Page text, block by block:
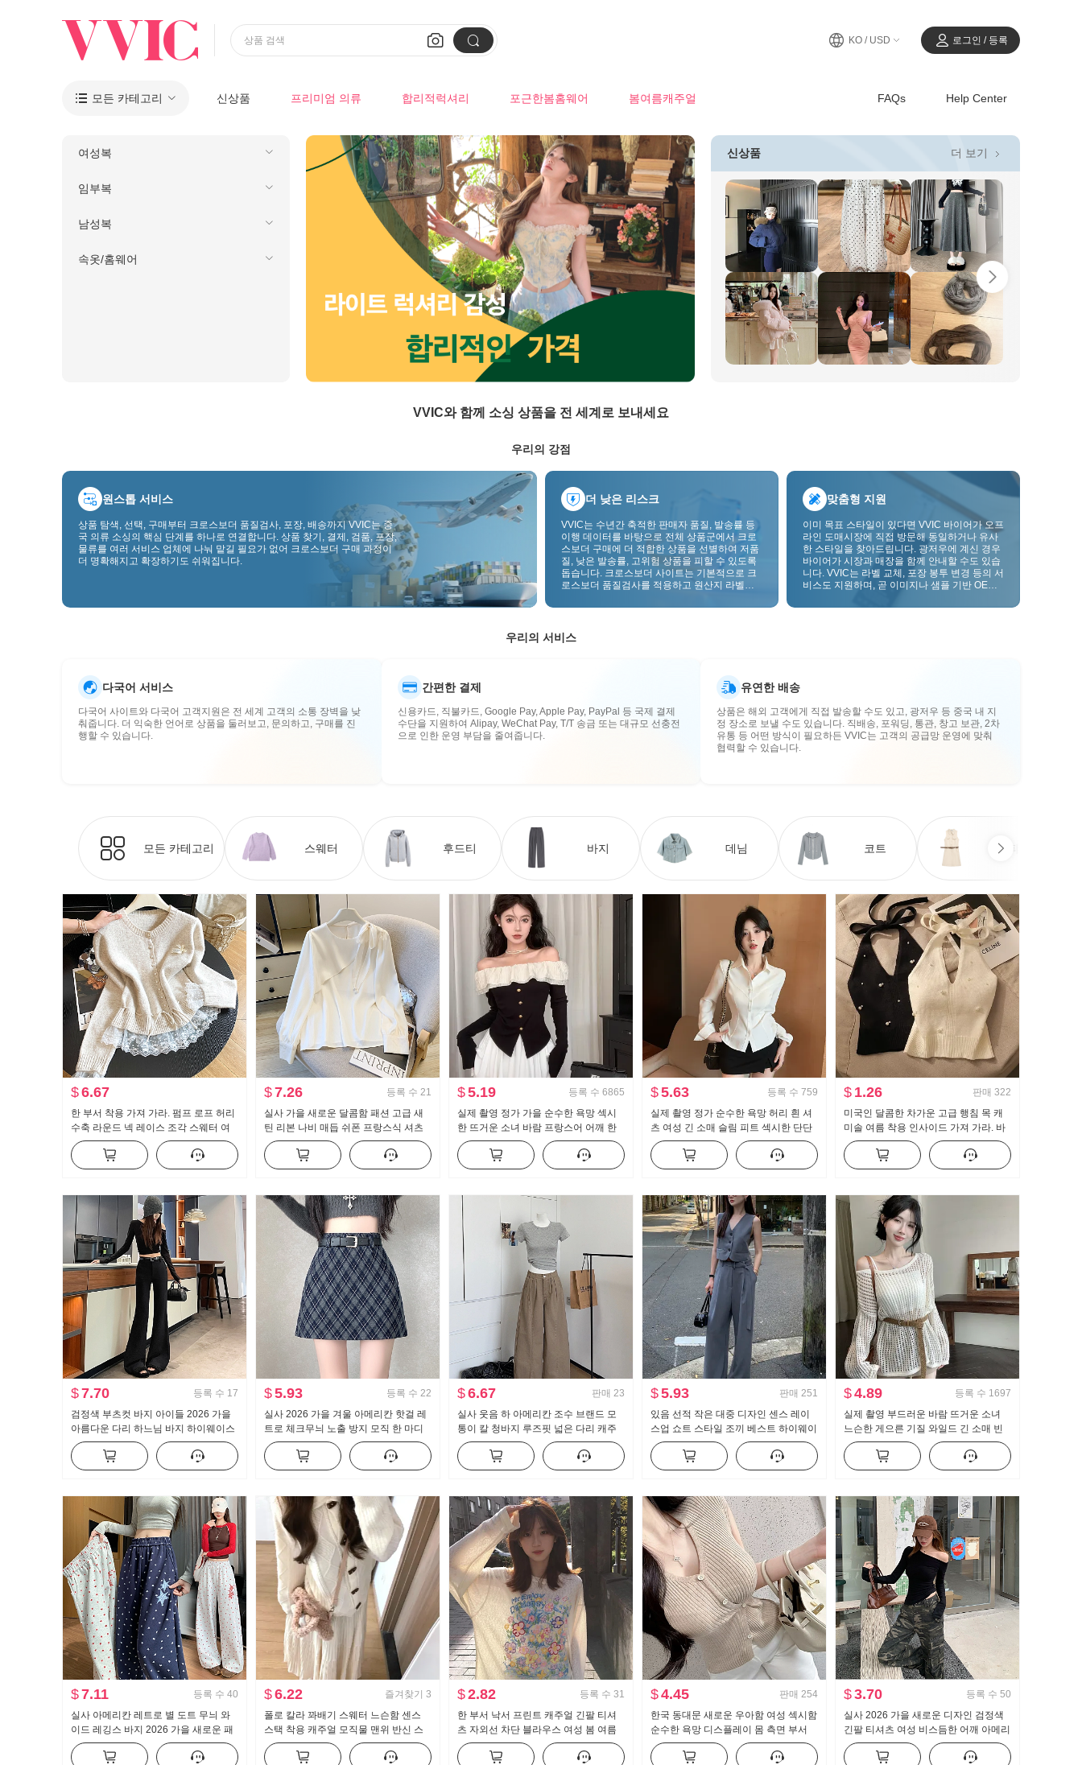
 
상품 검색 KO / USD 로그인 / 등록
 모든 카테고리 신상품 프리미엄 의류 합리적럭셔리 포근한봄홈웨어 봄여름캐주얼 FAQs Help Center
여성복
임부복
남성복
속옷/홈웨어
신상품 더 보기 
VVIC와 함께 소싱 상품을 전 세계로 보내세요
우리의 강점
원스톱 서비스
상품 탐색, 선택, 구매부터 크로스보더 품질검사, 포장, 배송까지 VVIC는 중
국 의류 소싱의 핵심 단계를 하나로 연결합니다. 상품 찾기, 결제, 검품, 포장,
물류를 여러 서비스 업체에 나눠 맡길 필요가 없어 크로스보더 구매 과정이
더 명확해지고 확장하기도 쉬워집니다.
더 낮은 리스크
VVIC는 수년간 축적한 판매자 품질, 발송률 등
이행 데이터를 바탕으로 전체 상품군에서 크로
스보더 구매에 더 적합한 상품을 선별하여 저품
질, 낮은 발송률, 고위험 상품을 피할 수 있도록
돕습니다. 크로스보더 사이트는 기본적으로 크
로스보더 품질검사를 적용하고 원산지 라벨을
낮춥니다.
맞춤형 지원
이미 목표 스타일이 있다면 VVIC 바이어가 오프
라인 도매시장에 직접 방문해 동일하거나 유사
한 스타일을 찾아드립니다. 광저우에 계신 경우
바이어가 시장과 매장을 함께 안내할 수도 있습
니다. VVIC는 라벨 교체, 포장 봉투 변경 등의 서
비스도 지원하며, 곧 이미지나 샘플 기반 OEM
를 비즈니스에 더 잘 맞는 공급망 역량으로 전환
우리의 서비스
다국어 서비스
다국어 사이트와 다국어 고객지원은 전 세계 고객의 소통 장벽을 낮
춰줍니다. 더 익숙한 언어로 상품을 둘러보고, 문의하고, 구매를 진
행할 수 있습니다.
간편한 결제
신용카드, 직불카드, Google Pay, Apple Pay, PayPal 등 국제 결제
수단을 지원하여 Alipay, WeChat Pay, T/T 송금 또는 대규모 선충전
으로 인한 운영 부담을 줄여줍니다.
유연한 배송
상품은 해외 고객에게 직접 발송할 수도 있고, 광저우 등 중국 내 지
정 장소로 보낼 수도 있습니다. 직배송, 포워딩, 통관, 창고 보관, 2차
유통 등 어떤 방식이 필요하든 VVIC는 고객의 공급망 운영에 맞춰
협력할 수 있습니다.
모든 카테고리 스웨터 후드티 바지 데님 코트 원피스
$6.67
한 부서 착용 가져 가라. 펌프 로프 허리
수축 라운드 넥 레이스 조각 스웨터 여
자 가을 겨울철 풀오버 캐주얼 디자인
센스 니트 스웨터
$7.26 등록 수 21
실사 가을 새로운 달콤함 패션 고급 새
틴 리본 나비 매듭 쉬폰 프랑스식 셔츠
여성 셔츠
$5.19 등록 수 6865
실제 촬영 정가 가을 순수한 욕망 섹시
한 뜨거운 소녀 바람 프랑스어 어깨 한
개 긴 소매 티셔츠 여자 프릴 허리 맨위
$5.63 등록 수 759
실제 촬영 정가 순수한 욕망 허리 흰 셔
츠 여성 긴 소매 슬림 피트 섹시한 단단
한 셔츠 ol 유니폼 경력 작업복
$ 1.26 판매 322
미국인 달콤한 차가운 고급 행침 목 캐
미솔 여름 착용 인사이드 가져 가라. 바
지를 입는 셔츠 뜨거운 소녀 뜨개질 튜
브 톱 맨위
$7.70 등록 수 17
검정색 부츠컷 바지 아이들 2026 가을
아름다운 다리 하느님 바지 하이웨이스
트 수퍼 모델 바지 몸매 가꾸기 신축성
캐주얼 나팔 슬랙스
$5.93 등록 수 22
실사 2026 가을 겨울 아메리칸 핫걸 레
트로 체크무늬 노출 방지 모직 한 마디
반신 스커트 미니 스커트 벨트 포함
$6.67 판매 23
실사 웃음 하 아메리칸 조수 브랜드 모
통이 칼 청바지 루즈핏 넓은 다리 캐주
얼 바지
$5.93 판매 251
있음 선적 작은 대중 디자인 센스 레이
스업 쇼트 스타일 조끼 베스트 하이웨이
스트 도루 센스 넓은 다리 캐주얼 바지
세트
$4.89 등록 수 1697
실제 촬영 부드러운 바람 뜨거운 소녀
느슨한 게으른 기질 와일드 긴 소매 빈
뜨개질 블라우스 캐미솔
$7.11 등록 수 40
실사 아메리칸 레트로 별 도트 무늬 와
이드 레깅스 바지 2026 가을 새로운 패
션 루즈핏 슬림해 보이는 캐주얼 바지
$6.22 즐겨찾기 3
폴로 칼라 꽈배기 스웨터 느슨함 센스
스택 착용 캐주얼 모직물 맨위 반신 스
커트 투피스 세트 세트
$2.82 등록 수 31
한 부서 낙서 프린트 캐주얼 긴팔 티셔
츠 자외선 차단 블라우스 여성 봄 여름
루즈핏 느긋한 차가운 센스 라운드 넥
맨위
$4.45 판매 254
한국 동대문 새로운 우아함 여성 섹시함
순수한 욕망 디스플레이 몸 측면 부서
버클 반팔 니트 티셔츠 맨위
$3.70 등록 수 50
실사 2026 가을 새로운 디자인 검정색
긴팔 티셔츠 여성 비스듬한 어깨 아메리
칸 핫걸 오프숄더 오프숄더 맨위